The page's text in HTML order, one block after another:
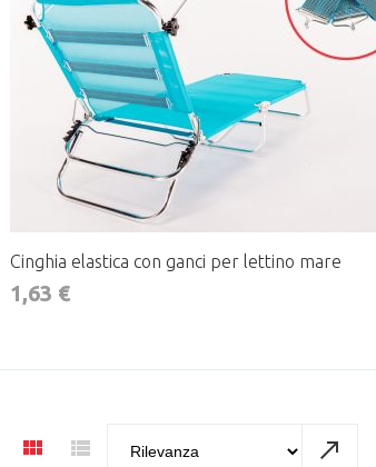
Cinghia elastica con ganci per lettino mare
1,63 €